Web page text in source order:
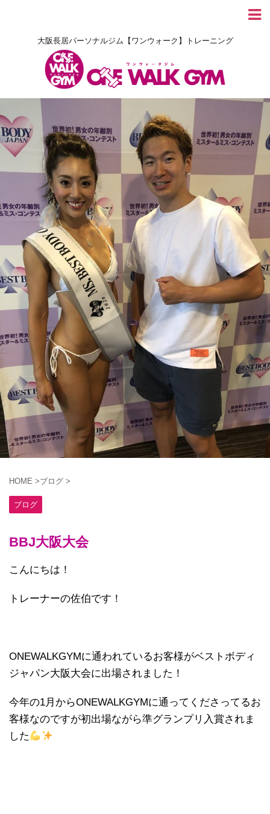
大阪長居パーソナルジム【ワンウォーク】トレーニング
HOME >ブログ >
ブログ
BBJ大阪大会
こんにちは！
トレーナーの佐伯です！
ONEWALKGYMに通われているお客様がベストボディ
ジャパン大阪大会に出場されました！
今年の1月からONEWALKGYMに通ってくださってるお
客様なのですが初出場ながら準グランプリ入賞されま
した